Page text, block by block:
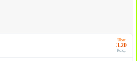
Ubet
3.20
Коэф.